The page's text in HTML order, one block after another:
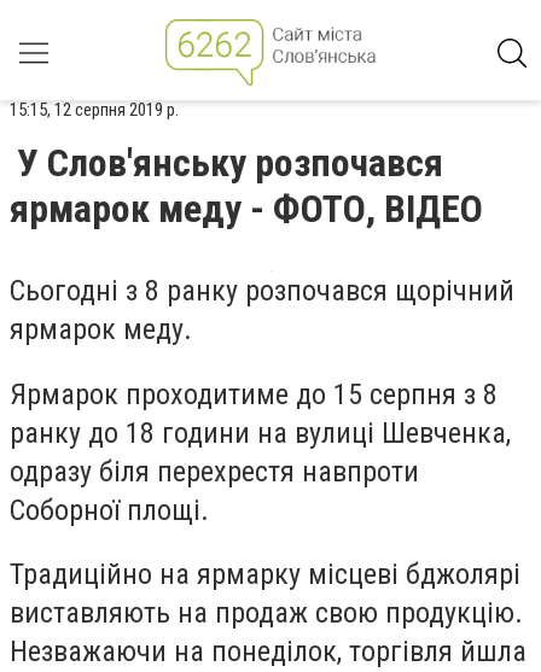
15:15, 12 серпня 2019 р.
У Слов'янську розпочався
ярмарок меду - ФОТО, ВІДЕО
Сьогодні з 8 ранку розпочався щорічний
ярмарок меду.
Ярмарок проходитиме до 15 серпня з 8
ранку до 18 години на вулиці Шевченка,
одразу біля перехрестя навпроти
Соборної площі.
Традиційно на ярмарку місцеві бджолярі
виставляють на продаж свою продукцію.
Незважаючи на понеділок, торгівля йшла